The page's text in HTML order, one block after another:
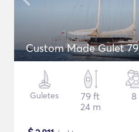
Custom Made Gulet 79
Guletes
79 ft
24 m
8